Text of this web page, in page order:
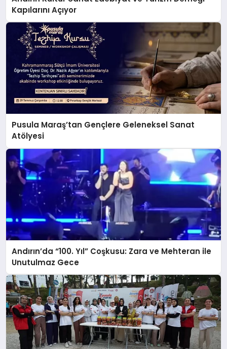
Kapılarını Açıyor
Pusula Maraş’tan Gençlere Geleneksel Sanat
Atölyesi
Andırın’da “100. Yıl” Coşkusu: Zara ve Mehteran ile
Unutulmaz Gece